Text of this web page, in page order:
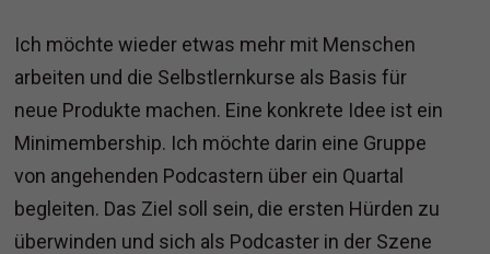
Ich möchte wieder etwas mehr mit Menschen
arbeiten und die Selbstlernkurse als Basis für
neue Produkte machen. Eine konkrete Idee ist ein
Minimembership. Ich möchte darin eine Gruppe
von angehenden Podcastern über ein Quartal
begleiten. Das Ziel soll sein, die ersten Hürden zu
überwinden und sich als Podcaster in der Szene